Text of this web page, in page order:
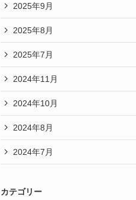
2025年9月
2025年8月
2025年7月
2024年11月
2024年10月
2024年8月
2024年7月
カテゴリー